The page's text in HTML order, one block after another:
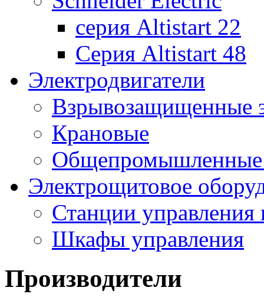
серия Altistart 22
Серия Altistart 48
Электродвигатели
Взрывозащищенные
Крановые
Общепромышленные
Электрощитовое
Станции управления
Шкафы управления
Производители